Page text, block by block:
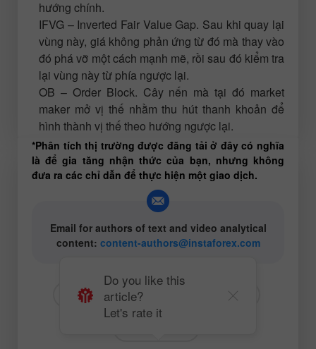
hướng chính.
IFVG – Inverted Fair Value Gap. Sau khi quay lại
vùng này, giá không phản ứng từ đó mà thay vào
đó phá vỡ một cách mạnh mẽ, rồi sau đó kiểm tra
lại vùng này từ phía ngược lại.
OB – Order Block. Cây nến mà tại đó market
maker mở vị thế nhằm thu hút thanh khoản để
hình thành vị thế theo hướng ngược lại.
*Phân tích thị trường được đăng tải ở đây có nghĩa
là để gia tăng nhận thức của bạn, nhưng không
đưa ra các chỉ dẫn để thực hiện một giao dịch.
Email for authors of text and video analytical
content: content-authors@instaforex.com
# GBP # USD # GBPUSD
Do you like this
article?
Let's rate it